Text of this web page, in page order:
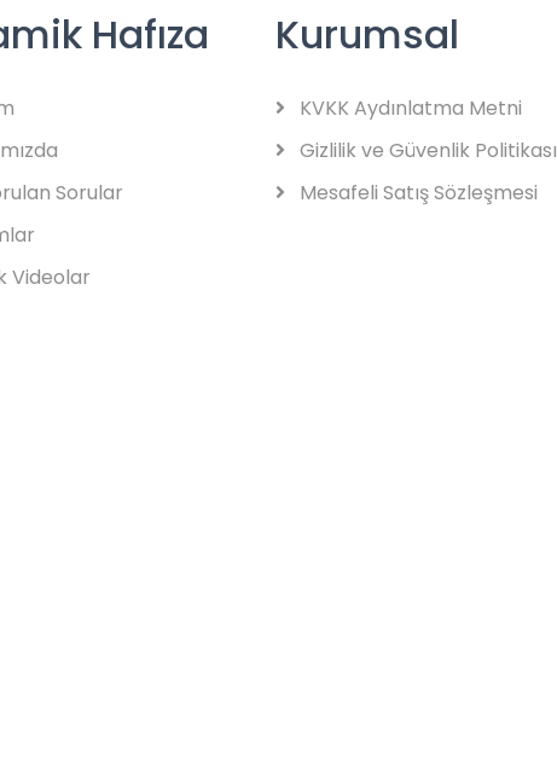
Hafıza
Sorular
Videolar
Kurumsal
KVKK Aydınlatma Metni
Gizlilik ve Güvenlik Politikası
Mesafeli Satış Sözleşmesi